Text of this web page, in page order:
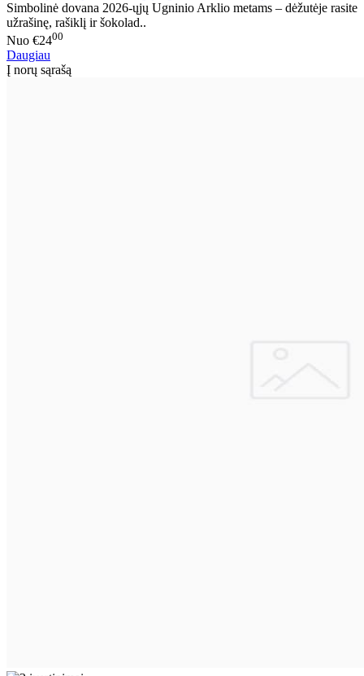
Simbolinė dovana 2026-ųjų Ugninio Arklio metams – dėžutėje rasite
užrašinę, rašiklį ir šokolad..
Nuo €2400
Daugiau
Į norų sąrašą